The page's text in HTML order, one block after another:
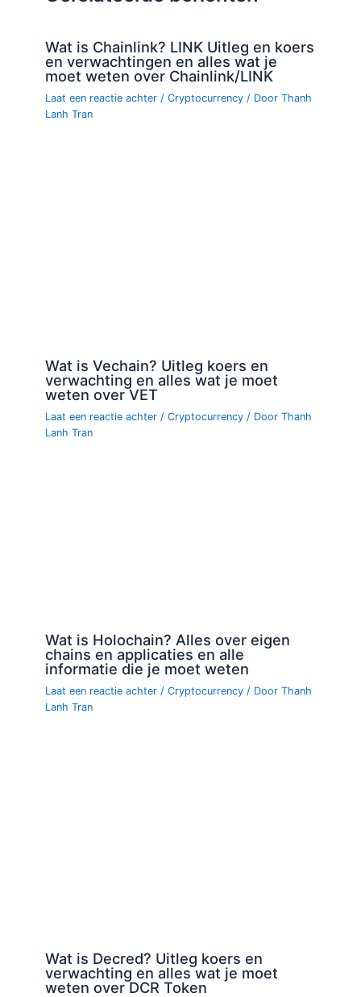
Wat is Chainlink? LINK Uitleg en koers
en verwachtingen en alles wat je
moet weten over Chainlink/LINK
Laat een reactie achter /Cryptocurrency / DoorThanh
Lanh Tran
Wat is Vechain? Uitleg koers en
verwachting en alles wat je moet
weten over VET
Laat een reactie achter /Cryptocurrency / DoorThanh
Lanh Tran
Wat is Holochain? Alles over eigen
chains en applicaties en alle
informatie die je moet weten
Laat een reactie achter /Cryptocurrency / DoorThanh
Lanh Tran
Wat is Decred? Uitleg koers en
verwachting en alles wat je moet
weten over DCR Token